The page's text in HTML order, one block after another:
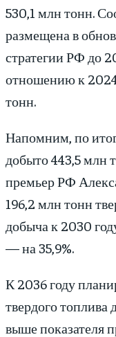
530,1 млн тонн.
размещена в
стратегии РФ до
отношению к 2024
тонн.
Напомним, по
добыто 443,5 млн
премьер РФ
196,2 млн тонн
добыча к 2030
— на 35,9%.
К 2036 году
твердого топлива
выше показателя